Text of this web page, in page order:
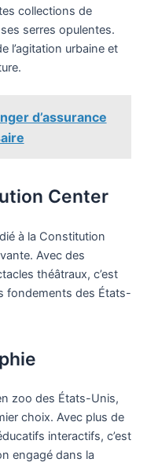
collections de
serres opulentes.
l’agitation urbaine et
d’assurance
Center
à la Constitution
Avec des
théâtraux, c’est
fondements des États-
zoo des États-Unis,
choix. Avec plus de
interactifs, c’est
engagé dans la